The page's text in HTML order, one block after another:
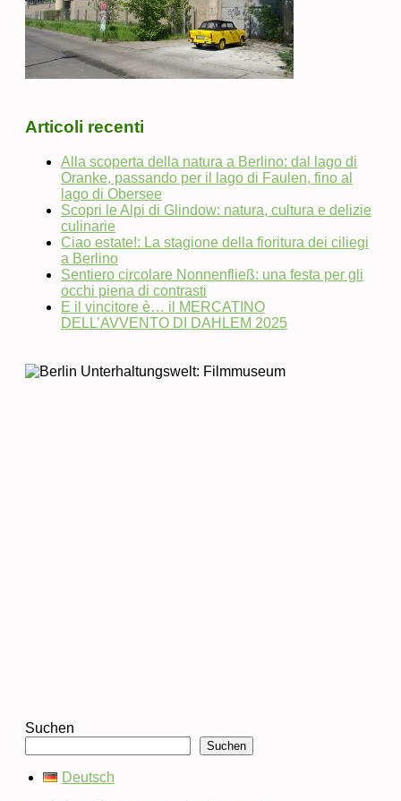
Articoli recenti
Alla scoperta della natura a Berlino: dal lago di
Oranke, passando per il lago di Faulen, fino al
lago di Obersee
Scopri le Alpi di Glindow: natura, cultura e delizie
culinarie
Ciao estate!: La stagione della fioritura dei ciliegi
a Berlino
Sentiero circolare Nonnenfließ: una festa per gli
occhi piena di contrasti
E il vincitore è… il MERCATINO
DELL’AVVENTO DI DAHLEM 2025
Suchen
Suchen
Deutsch